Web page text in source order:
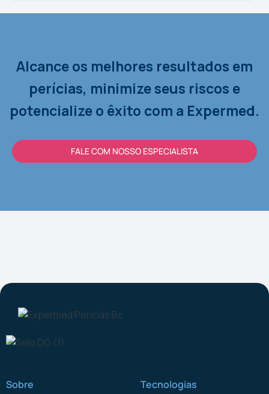
Alcance os melhores resultados em
perícias, minimize seus riscos e
potencialize o êxito com a Expermed.
FALE COM NOSSO ESPECIALISTA
Sobre Tecnologias